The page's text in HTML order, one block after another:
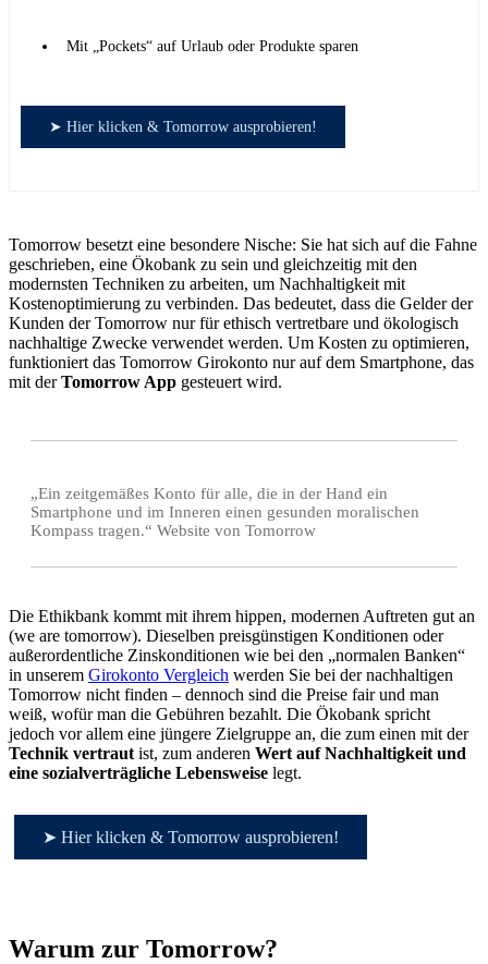
Mit „Pockets“ auf Urlaub oder Produkte sparen
➤ Hier klicken & Tomorrow ausprobieren!
Tomorrow besetzt eine besondere Nische: Sie hat sich auf die Fahne
geschrieben, eine Ökobank zu sein und gleichzeitig mit den
modernsten Techniken zu arbeiten, um Nachhaltigkeit mit
Kostenoptimierung zu verbinden. Das bedeutet, dass die Gelder der
Kunden der Tomorrow nur für ethisch vertretbare und ökologisch
nachhaltige Zwecke verwendet werden. Um Kosten zu optimieren,
funktioniert das Tomorrow Girokonto nur auf dem Smartphone, das
mit derTomorrow App gesteuert wird.
„Ein zeitgemäßes Konto für alle, die in der Hand ein
Smartphone und im Inneren einen gesunden moralischen
Kompass tragen.“ Website von Tomorrow
Die Ethikbank kommt mit ihrem hippen, modernen Auftreten gut an
(we are tomorrow). Dieselben preisgünstigen Konditionen oder
außerordentliche Zinskonditionen wie bei den „normalen Banken“
in unserem Girokonto Vergleich werden Sie bei der nachhaltigen
Tomorrow nicht finden – dennoch sind die Preise fair und man
weiß, wofür man die Gebühren bezahlt. Die Ökobank spricht
jedoch vor allem eine jüngere Zielgruppe an, die zum einen mit der
Technik vertraut ist, zum anderen Wert auf Nachhaltigkeit und
eine sozialverträgliche Lebensweise legt.
➤ Hier klicken & Tomorrow ausprobieren!
Warum zur Tomorrow?